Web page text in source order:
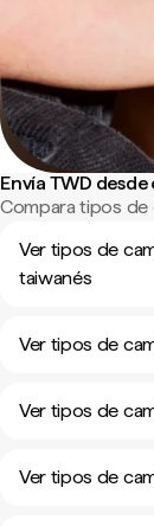
Envía TWD
Compara tipos de
Ver tipos de
taiwanés
Ver tipos de
Ver tipos de
Ver tipos de